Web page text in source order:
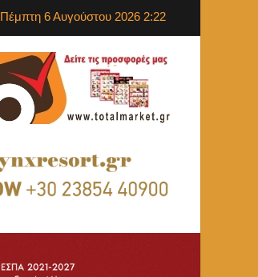
Πέμπτη 6 Αυγούστου 2026 2:22